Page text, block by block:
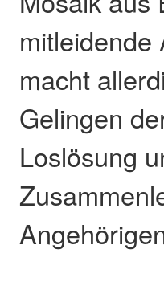
mitleidende
macht
Gelingen
Loslösung